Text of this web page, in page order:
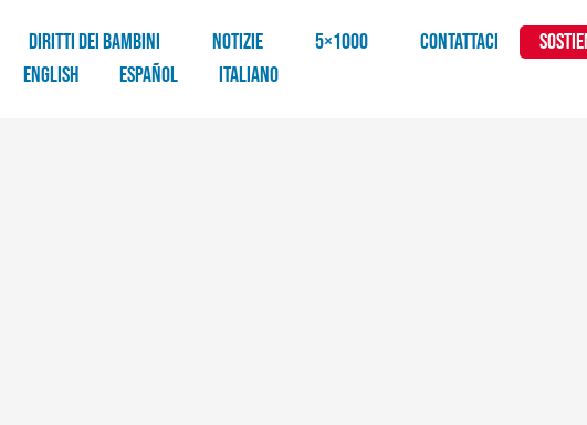
DIRITTI DEI BAMBINI NOTIZIE 5×1000 CONTATTACI
English
Español Italiano